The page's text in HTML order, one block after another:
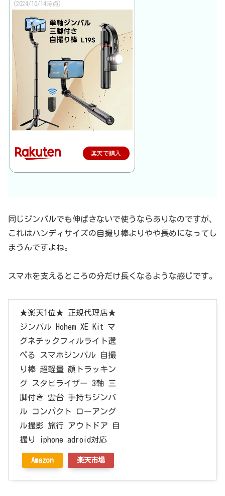
(2024/10/14時点)
楽天で購入
同じジンバルでも伸ばさないで使うならありなのですが、
これはハンディサイズの自撮り棒よりやや長めになってし
まうんですよね。
スマホを支えるところの分だけ長くなるような感じです。
★楽天1位★ 正規代理店★
ジンバル Hohem XE Kit マ
グネチックフィルライト選
べる スマホジンバル 自撮
り棒 超軽量 顔トラッキン
グ スタビライザー 3軸 三
脚付き 雲台 手持ちジンバ
ル コンパクト ローアング
ル撮影 旅行 アウトドア 自
撮り iphone adroid対応
Amazon 楽天市場